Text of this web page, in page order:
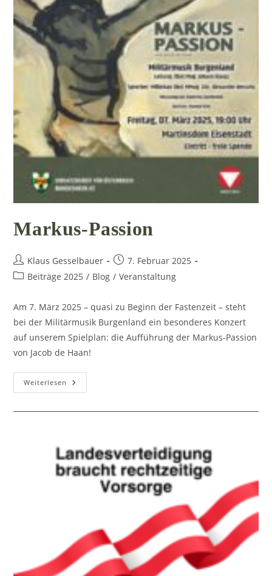
Markus-Passion
Beitrags-
Autor:
Klaus Gesselbauer
Beitrag
veröffentlicht:
7. Februar 2025
Beitrags-
Beiträge 2025 / Blog / Veranstaltung
Am 7. März 2025 – quasi zu Beginn der Fastenzeit – steht
bei der Militärmusik Burgenland ein besonderes Konzert
auf unserem Spielplan: die Aufführung der Markus-Passion
von Jacob de Haan!
Weiterlesen Markus-
Passion